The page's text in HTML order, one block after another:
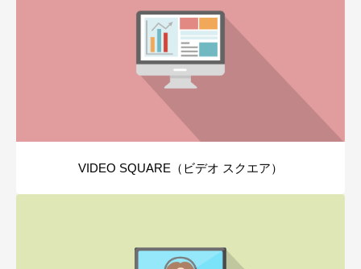
VIDEO SQUARE（ビデオ スクエア）